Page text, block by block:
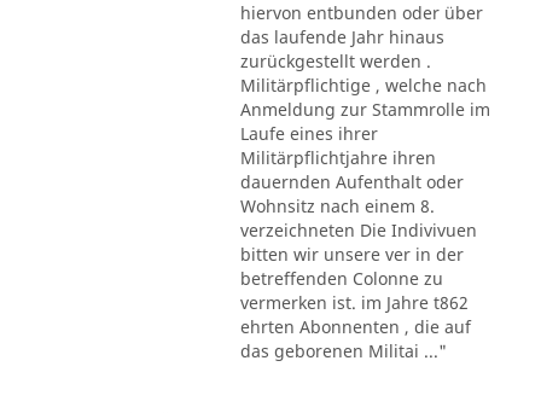
hiervon entbunden oder über
das laufende Jahr hinaus
zurückgestellt werden .
Militärpflichtige , welche nach
Anmeldung zur Stammrolle im
Laufe eines ihrer
Militärpflichtjahre ihren
dauernden Aufenthalt oder
Wohnsitz nach einem 8.
verzeichneten Die Indivivuen
bitten wir unsere ver in der
betreffenden Colonne zu
vermerken ist. im Jahre t862
ehrten Abonnenten , die auf
das geborenen Militai ..."